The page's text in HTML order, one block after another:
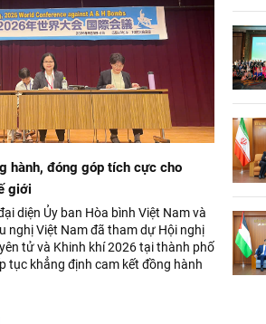
hành, đóng góp tích cực cho
giới
diện Ủy ban Hòa bình Việt Nam và
nghị Việt Nam đã tham dự Hội nghị
tử và Khinh khí 2026 tại thành phố
tục khẳng định cam kết đồng hành